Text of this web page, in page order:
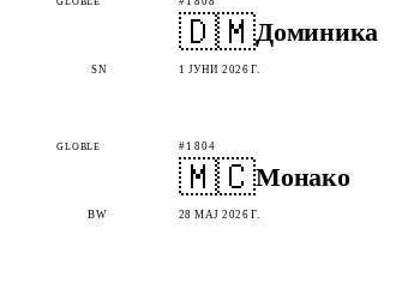
SN
🇩🇲Доминика
1 ЈУНИ 2026 Г.
GLOBLE
BW
#1804
🇲🇨Монако
28 МАЈ 2026 Г.